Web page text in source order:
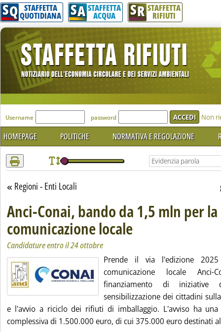
Attenzione! Esegui l'accesso per lèggere interamente la notizia.
SQ STAFFETTA
QUOTIDIANA SA STAFFETTA
ACQUA SR STAFFETTA
RIFIUTI
'Modulo Login per accedere'
Username password Non
HOMEPAGE POLITICHE NORMATIVA E REGOLAZIONE
Torna alla sezione
Regioni - Enti Locali
Anci-Conai, bando da 1,5 mln per la
comunicazione locale
Candidature entro il 24 ottobre
Prende il via l'edizione
comunicazione locale Anci-
finanziamento di iniziative
sensibilizzazione dei cittadini
e l'avvio a riciclo dei rifiuti di imballaggio. L'avviso ha una
complessiva di 1.500.000 euro, di cui 375.000 euro destinati